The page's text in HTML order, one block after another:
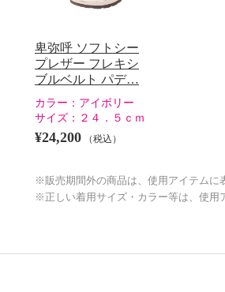
卑弥呼 ソフトシー
プレザー フレキシ
ブルベルト パデ…
カラー： アイボリー
サイズ： ２４．５ｃｍ
¥24,200 （税込）
※販売期間外の商品は、使用アイテムに
※正しい着用サイズ・カラー等は、使用